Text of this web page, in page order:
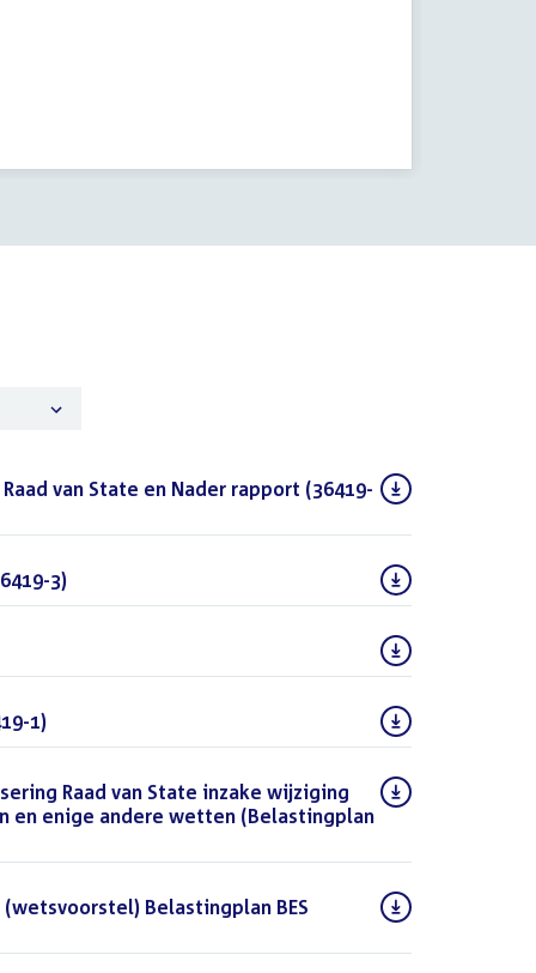
van State en Nader rapport (36419-
3)
1)
Raad van State inzake wijziging
en enige andere wetten (Belastingplan
Belastingplan BES